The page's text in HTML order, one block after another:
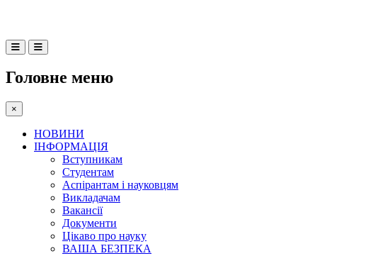
Головне меню
×
НОВИНИ
ІНФОРМАЦІЯ
Вступникам
Студентам
Аспірантам і науковцям
Викладачам
Вакансії
Документи
Цікаво про науку
ВАША БЕЗПЕКА